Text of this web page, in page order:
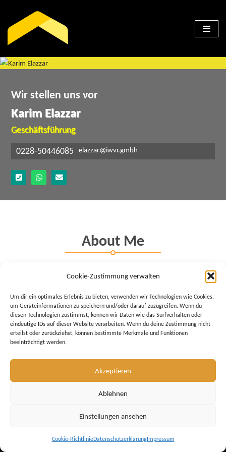
Cookie-Zustimmung verwalten
Um dir ein optimales Erlebnis zu bieten, verwenden wir Technologien wie Cookies,
um Geräteinformationen zu speichern und/oder darauf zuzugreifen. Wenn du
diesen Technologien zustimmst, können wir Daten wie das Surfverhalten oder
eindeutige IDs auf dieser Website verarbeiten. Wenn du deine Zustimmung nicht
erteilst oder zurückziehst, können bestimmte Merkmale und Funktionen
beeinträchtigt werden.
Akzeptieren
Ablehnen
Einstellungen ansehen
Cookie-RichtlinieDatenschutzerklärungImpressum
Zum
Inhalt
Wir stellen uns vor
Karim Elazzar
Geschäftsführung
0228-50446085
elazzar@iwvr.gmbh
About Me
* 1998 – Abschluss der Ausbildung zum Steuerfachangestellten
* 2012 – Abschluss Geprüfter Immobilienfachwirt IHK
* 2013 – bestandene Prüfung zum Ausbilder nach AEVO
Schwerpunkte:
– Verwaltung von Wohnungseigentum
– Buchhaltung von Mietverwaltungen
| Präsentiert vonWordPress